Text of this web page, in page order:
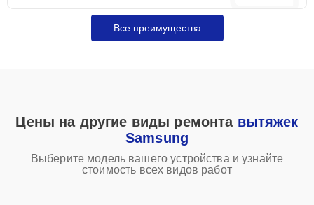
Все преимущества
Цены на другие виды ремонта вытяжек
Samsung
Выберите модель вашего устройства и узнайте
стоимость всех видов работ